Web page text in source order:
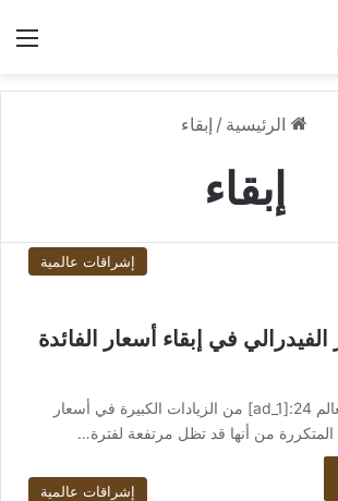
الرئيسية / إبقاء
إبقاء
إشراقات عالمية
في إبقاء أسعار الفائدة
من صحيفة اشراق العالم 24:[ad_1] من الزيادات الكبيرة في أسعار
المتكررة من أنها قد تظل مرتفعة لفترة…
إشراقات عالمية